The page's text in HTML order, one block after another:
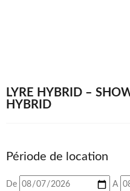
LYRE HYBRID –
HYBRID
Période de location
De A